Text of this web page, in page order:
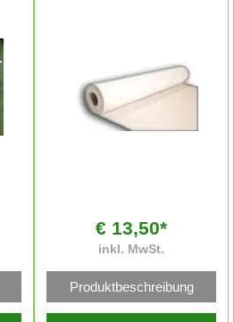
€ 13,50*
inkl. MwSt.
Produktbeschreibung